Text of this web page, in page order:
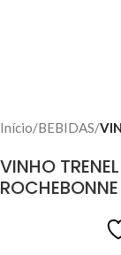
Início BEBIDAS
VINHO